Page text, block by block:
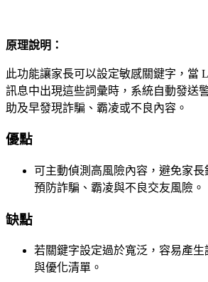
原理說明：
此功能讓家長可以設定敏感關鍵字，當
訊息中出現這些詞彙時，系統自動發送
助及早發現詐騙、霸凌或不良內容。
優點
可主動偵測高風險內容，避免家
預防詐騙、霸凌與不良交友風險。
缺點
若關鍵字設定過於寬泛，容易產
與優化清單。